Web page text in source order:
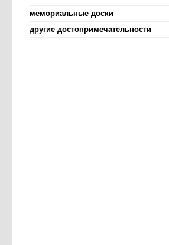
мемориальные доски
другие достопримечательности